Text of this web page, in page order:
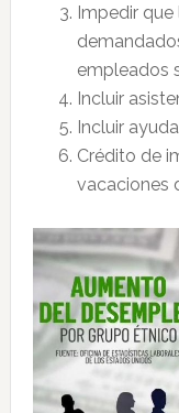
Impedir
empleados
Incluir
Incluir
Crédito de
vacaciones